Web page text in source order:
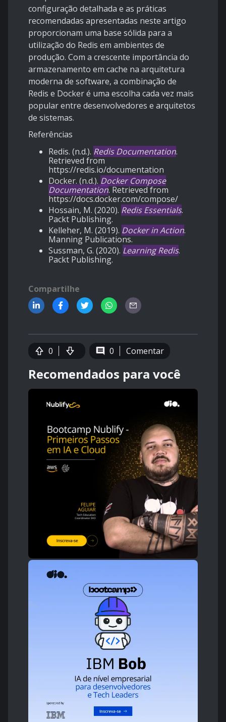
configuração detalhada e as práticas
recomendadas apresentadas neste artigo
proporcionam uma base sólida para a
utilização do Redis em ambientes de
produção. Com a crescente importância do
armazenamento em cache na arquitetura
moderna de software, a combinação de
Redis e Docker é uma escolha cada vez mais
popular entre desenvolvedores e arquitetos
de sistemas.
Referências
Redis. (n.d.). Redis Documentation.
Retrieved from
https://redis.io/documentation
Docker. (n.d.). Docker Compose
Documentation. Retrieved from
https://docs.docker.com/compose/
Hossain, M. (2020). Redis Essentials.
Packt Publishing.
Kelleher, M. (2019). Docker in Action.
Manning Publications.
Sussman, G. (2020). Learning Redis.
Packt Publishing.
Compartilhe
0 0 Comentar
Recomendados para você